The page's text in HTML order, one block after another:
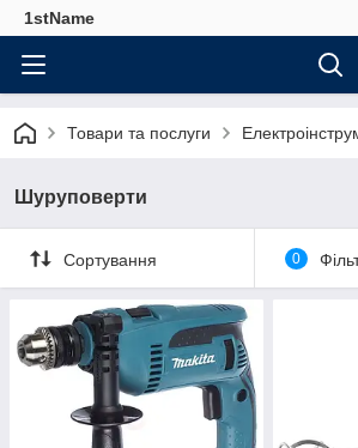
1stName
Товари та послуги
Шуруповерти
Сортування 0